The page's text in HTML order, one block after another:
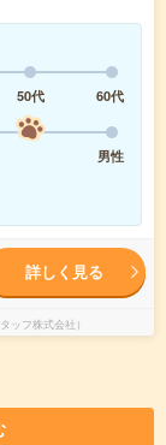
50代
60代
男性
詳しく見る
フ株式会社）